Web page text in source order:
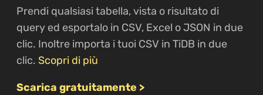
Prendi qualsiasi tabella, vista o risultato di
query ed esportalo in CSV, Excel o JSON in due
clic. Inoltre importa i tuoi CSV in TiDB in due
clic. Scopri di più
Scarica gratuitamente >